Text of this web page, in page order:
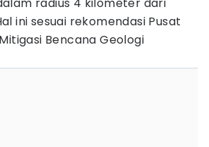
ini sesuai rekomendasi Pusat
Bencana Geologi